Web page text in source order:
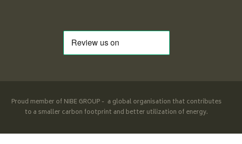
Proud member of NIBE GROUP - a global organisation that contributes
to a smaller carbon footprint and better utilization of energy.